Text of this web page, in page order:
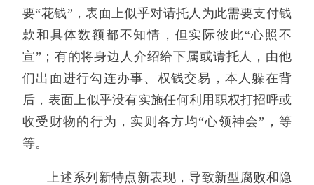
要“花钱”，表面上似乎对请托人为此需要支付钱
款和具体数额都不知情，但实际彼此“心照不
宣”；有的将身边人介绍给下属或请托人，由他
们出面进行勾连办事、权钱交易，本人躲在背
后，表面上似乎没有实施任何利用职权打招呼或
收受财物的行为，实则各方均“心领神会”，等
等。
上述系列新特点新表现，导致新型腐败和隐